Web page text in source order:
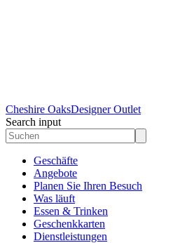
Cheshire OaksDesigner Outlet
Search input
Geschäfte
Angebote
Planen Sie Ihren Besuch
Was läuft
Essen & Trinken
Geschenkkarten
Dienstleistungen